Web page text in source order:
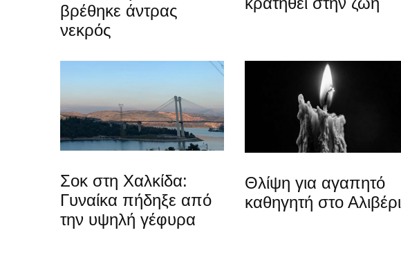
βρέθηκε άντρας
νεκρός
Σοκ στη Χαλκίδα:
Γυναίκα πήδηξε από
την υψηλή γέφυρα
Θλίψη για αγαπητό
καθηγητή στο Αλιβέρι